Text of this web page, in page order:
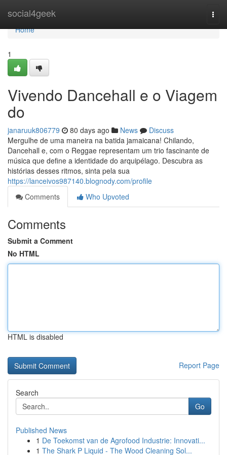
social4geek
Home
Home
1
Vivendo Dancehall e o Viagem
do
janaruuk806779 80 days ago News
Discuss
Mergulhe de uma maneira na batida jamaicana! Chilando,
Dancehall e, com o Reggae representam um trio fascinante de
música que define a identidade do arquipélago. Descubra as
histórias desses ritmos, sinta pela sua
https://lanceivos987140.blognody.com/profile
Comments
Who Upvoted
Comments
Submit a Comment
No HTML
HTML is disabled
Report Page
Search
Go
Published News
1 De Toekomst van de Agrofood Industrie: Innovati...
1 The Shark P Liquid - The Wood Cleaning Sol...